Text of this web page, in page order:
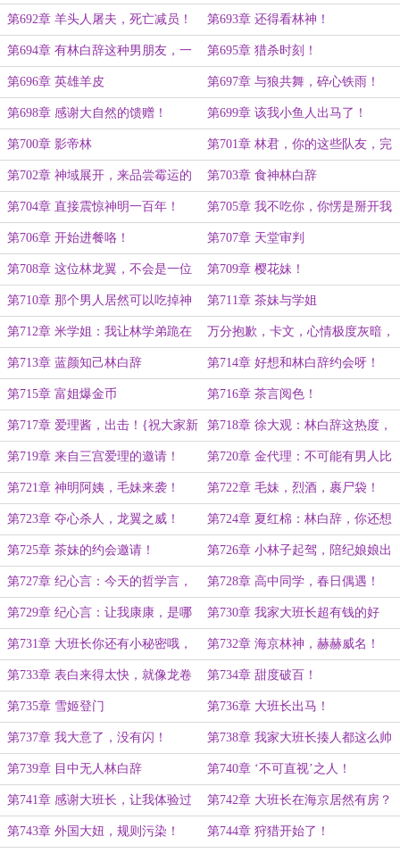
本想象不到！
第692章 羊头人屠夫，死亡减员！ 第693章 还得看林神！
第694章 有林白辞这种男朋友，一
定很幸福吧？
第695章 猎杀时刻！
第696章 英雄羊皮 第697章 与狼共舞，碎心铁雨！
第698章 感谢大自然的馈赠！ 第699章 该我小鱼人出马了！
第700章 影帝林 第701章 林君，你的这些队友，完
全配不上你！
第702章 神域展开，来品尝霉运的
恐怖吧！
第703章 食神林白辞
第704章 直接震惊神明一百年！ 第705章 我不吃你，你愣是掰开我
的嘴给我往喉咙里灌呀！
第706章 开始进餐咯！ 第707章 天堂审判
第708章 这位林龙翼，不会是一位
神明吧？
第709章 樱花妹！
第710章 那个男人居然可以吃掉神
明？
第711章 茶妹与学姐
第712章 米学姐：我让林学弟跪在
我面前，给我唱征服！
万分抱歉，卡文，心情极度灰暗，
请一天假！
第713章 蓝颜知己林白辞 第714章 好想和林白辞约会呀！
第715章 富姐爆金币 第716章 茶言阅色！
第717章 爱理酱，出击！{祝大家新
春快乐！}
第718章 徐大观：林白辞这热度，
我蹭定了！
第719章 来自三宫爱理的邀请！ 第720章 金代理：不可能有男人比
我老公帅！绝对不可能！
第721章 神明阿姨，毛妹来袭！ 第722章 毛妹，烈酒，裹尸袋！
第723章 夺心杀人，龙翼之威！ 第724章 夏红棉：林白辞，你还想
要奖励吗？
第725章 茶妹的约会邀请！ 第726章 小林子起驾，陪纪娘娘出
宫！
第727章 纪心言：今天的哲学言，
是不是很有魅力？
第728章 高中同学，春日偶遇！
第729章 纪心言：让我康康，是哪
只小狐狸找大班长？
第730章 我家大班长超有钱的好
么！
第731章 大班长你还有小秘密哦，
我的小铲子呢，我得赶紧挖出来！
第732章 海京林神，赫赫威名！
第733章 表白来得太快，就像龙卷
风！
第734章 甜度破百！
第735章 雪姬登门 第736章 大班长出马！
第737章 我大意了，没有闪！ 第738章 我家大班长揍人都这么帅
气！
第739章 目中无人林白辞 第740章 ‘不可直视’之人！
第741章 感谢大班长，让我体验过
了手握千万巨款的滋味！
第742章 大班长在海京居然有房？
第743章 外国大妞，规则污染！ 第744章 狩猎开始了！